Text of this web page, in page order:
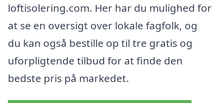
loftisolering.com. Her har du mulighed for
at se en oversigt over lokale fagfolk, og
du kan også bestille op til tre gratis og
uforpligtende tilbud for at finde den
bedste pris på markedet.